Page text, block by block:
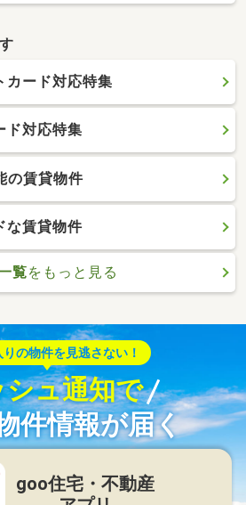
カード対応特集
ド対応特集
の賃貸物件
な賃貸物件
覧をもっと見る
の物件を見逃さない！
ュ通知で
件情報が届く
goo住宅・不動産